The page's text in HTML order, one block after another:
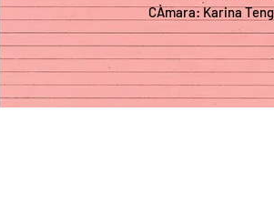
CÀmara: Karina